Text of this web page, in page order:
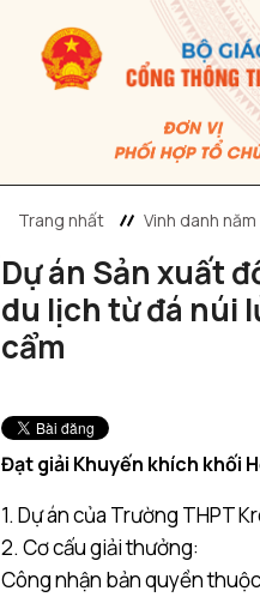
Trang nhất Vinh danh năm
Dự án Sản xuất
du lịch từ đá núi
cẩm
Đạt giải Khuyến khích khối
1. Dự án của Trường THPT
2. Cơ cấu giải thưởng:
Công nhận bản quyền